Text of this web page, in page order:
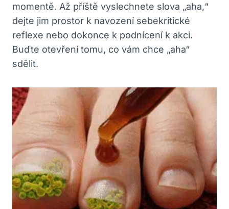
momentě. Až příště vyslechnete slova „aha,“​
dejte jim prostor k navození sebekritické
reflexe nebo dokonce k podnícení k akci.
Buďte‍ otevření ⁢tomu, co vám chce „aha“
sdělit.